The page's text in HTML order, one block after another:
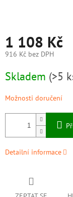
1 108 Kč
916 Kč bez DPH
cena:
Skladem (>5
Možnosti doručení
Detailní informace